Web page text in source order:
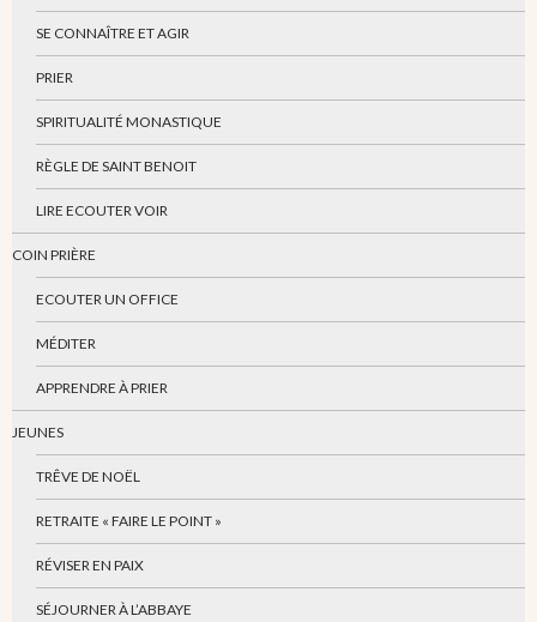
SE CONNAÎTRE ET AGIR
PRIER
SPIRITUALITÉ MONASTIQUE
RÈGLE DE SAINT BENOIT
LIRE ECOUTER VOIR
COIN PRIÈRE
ECOUTER UN OFFICE
MÉDITER
APPRENDRE À PRIER
JEUNES
TRÊVE DE NOËL
RETRAITE « FAIRE LE POINT »
RÉVISER EN PAIX
SÉJOURNER À L’ABBAYE